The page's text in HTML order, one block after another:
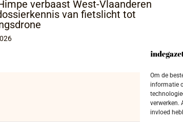
Om de
informatie
verwerken.
invloed
verbaast West-Vlaanderen
van fietslicht tot